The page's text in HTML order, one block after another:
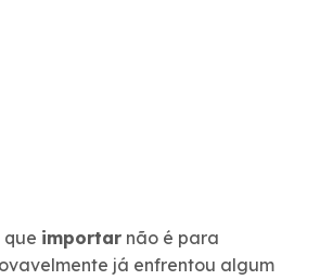
que importar não é para
já enfrentou algum